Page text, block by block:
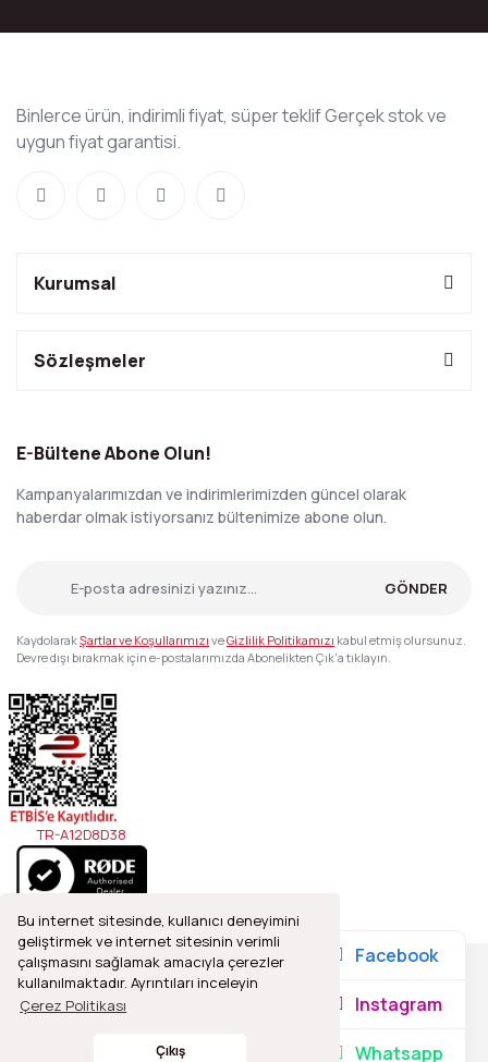
Bu internet sitesinde, kullanıcı deneyimini
geliştirmek ve internet sitesinin verimli
çalışmasını sağlamak amacıyla çerezler
kullanılmaktadır. Ayrıntıları inceleyin
Çerez Politikası
Çıkış
Binlerce ürün, indirimli fiyat, süper teklif Gerçek stok ve
uygun fiyat garantisi.
Kurumsal
Sözleşmeler
E-Bültene Abone Olun!
Kampanyalarımızdan ve indirimlerimizden güncel olarak
haberdar olmak istiyorsanız bültenimize abone olun.
GÖNDER
KaydolarakŞartlar ve Koşullarımızı veGizlilik Politikamızı kabul etmiş olursunuz.
Devre dışı bırakmak için e-postalarımızda Abonelikten Çık'a tıklayın.
TR-A12D8D38
2021© Refleks Fotoğrafçılık, Tüm Hakları Saklıdır.
Facebook
Instagram
Whatsapp